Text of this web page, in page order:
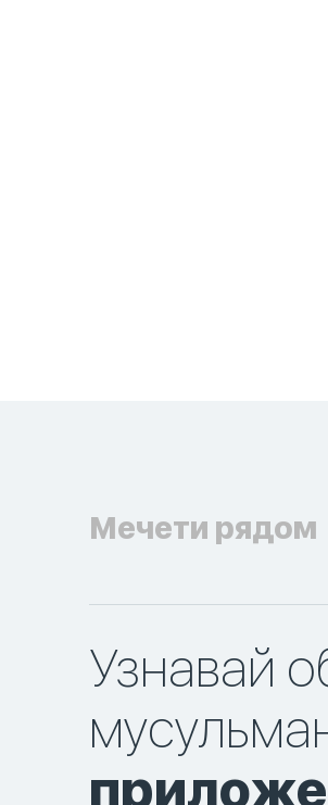
Мечети рядом
Узнавай